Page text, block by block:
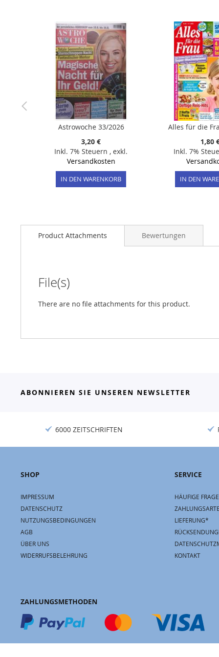
Astrowoche 33/2026
3,20 €
Inkl. 7% Steuern , exkl.
Versandkosten
IN DEN WARENKORB
Alles für die
1,80
Inkl. 7%
IN DEN
Product Attachments
File(s)
There are no file attachments for this product.
Bewertungen
ABONNIEREN SIE UNSEREN NEWSLETTER
6000 ZEITSCHRIFTEN
SHOP
IMPRESSUM
DATENSCHUTZ
NUTZUNGSBEDINGUNGEN
AGB
ÜBER UNS
WIDERRUFSBELEHRUNG
SERVICE
HÄUFIGE
LIEFERUNG*
KONTAKT
ZAHLUNGSMETHODEN